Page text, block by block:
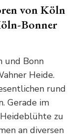
von Köln
Bonner
und Bonn
Heide.
rund
Gerade im
zu
an diversen